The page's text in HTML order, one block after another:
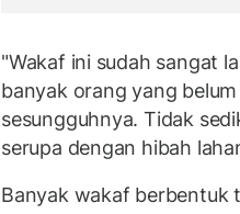
"Wakaf ini sudah sangat
banyak orang yang
sesungguhnya. Tidak
serupa dengan hibah
Banyak wakaf berbentuk